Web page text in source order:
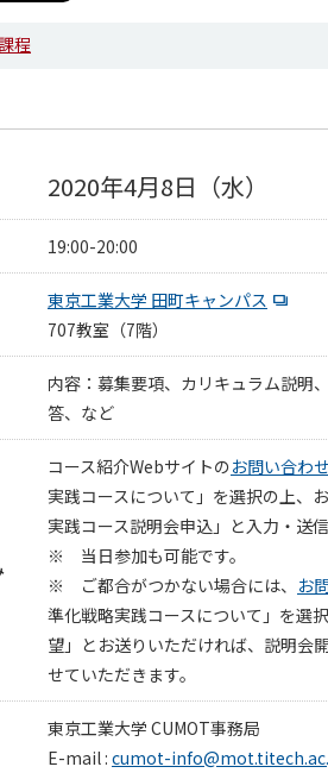
程
2020年4月8日（水）
19:00-20:00
東京工業大学 田町キャンパス
707教室（7階）
内容：募集要項、カリキュラム説明
答、など
コース紹介Webサイトのお問い合わ
実践コースについて」を選択の上、
実践コース説明会申込」と入力・送
※ 当日参加も可能です。
※ ご都合がつかない場合には、 お
準化戦略実践コースについて」を選
望」とお送りいただければ、説明会
せていただきます。
東京工業大学 CUMOT事務局
E-mail : cumot-